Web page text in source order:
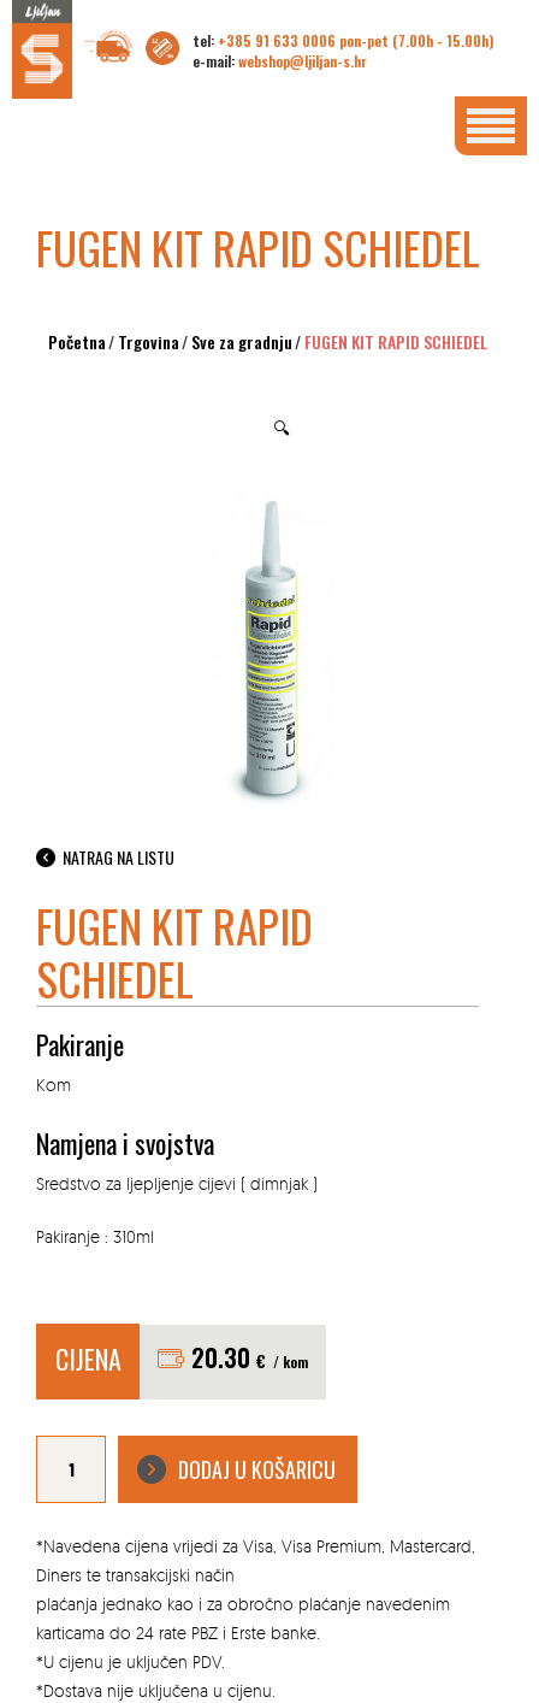
tel: +385 91 633 0006 pon-pet (7.00h - 15.00h)
e-mail:webshop@ljiljan-s.hr
FUGEN KIT RAPID SCHIEDEL
Početna/Trgovina/Sve za gradnju/FUGEN KIT RAPID SCHIEDEL
🔍
NATRAG NA LISTU
FUGEN KIT RAPID
SCHIEDEL
Pakiranje
Kom
Namjena i svojstva
Sredstvo za ljepljenje cijevi ( dimnjak )
Pakiranje : 310ml
CIJENA 20.30 € / kom
FUGEN
SCHIEDEL
DODAJ U KOŠARICU
*Navedena cijena vrijedi za Visa, Visa Premium, Mastercard,
Diners te transakcijski način
plaćanja jednako kao i za obročno plaćanje navedenim
karticama do 24 rate PBZ i Erste banke.
*U cijenu je uključen PDV.
*Dostava nije uključena u cijenu.